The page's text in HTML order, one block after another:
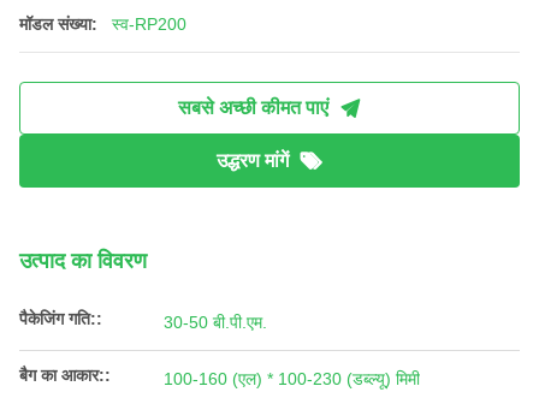
मॉडल संख्या: स्व-RP200
सबसे अच्छी कीमत पाएं
उद्धरण मांगें
उत्पाद का विवरण
पैकेजिंग गति:: 30-50 बी.पी.एम.
बैग का आकार:: 100-160 (एल) * 100-230 (डब्ल्यू) मिमी